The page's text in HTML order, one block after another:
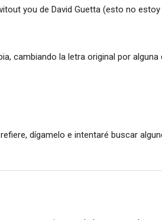
you de David Guetta (esto no
cambiando la letra original por alguna
dígamelo e intentaré buscar